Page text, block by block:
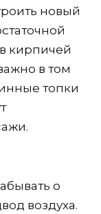
новый
кирпичей
в том
топки
о
воздуха.